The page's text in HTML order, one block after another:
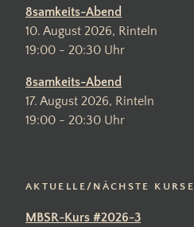
8samkeits-Abend
10. August 2026, Rinteln
19:00 - 20:30 Uhr
8samkeits-Abend
17. August 2026, Rinteln
19:00 - 20:30 Uhr
AKTUELLE/NÄCHSTE KURSE
MBSR-Kurs #2026-3